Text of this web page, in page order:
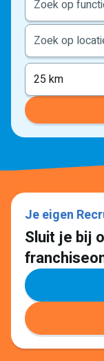
25 km
Je eigen
Sluit je bij